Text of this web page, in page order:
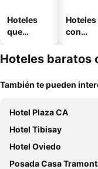
Hoteles
que
mascotas
Hoteles
con
miento
Hoteles baratos
También te pueden
Hotel Plaza CA
Hotel Tibisay
Hotel Oviedo
Posada Casa